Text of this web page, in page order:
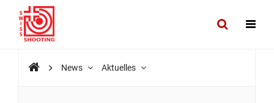
News Aktuelles